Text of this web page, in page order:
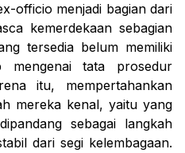
officio menjadi bagian dari
kemerdekaan sebagian
tersedia belum memiliki
mengenai tata prosedur
itu, mempertahankan
mereka kenal, yaitu yang
sebagai langkah
dari segi kelembagaan.